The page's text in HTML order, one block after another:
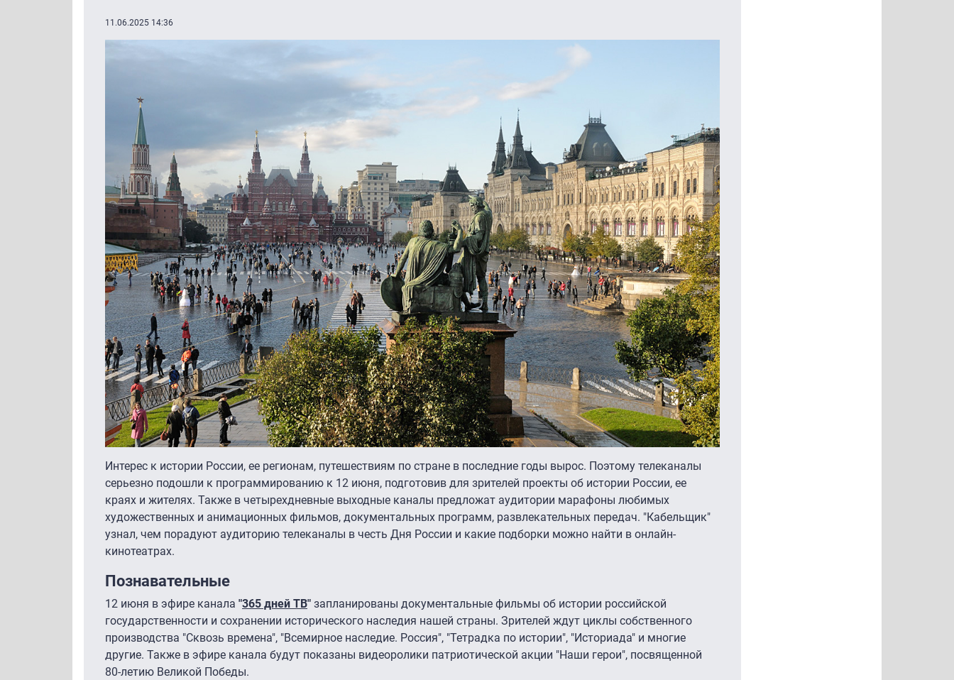
11.06.2025 14:36
Интерес к истории России, ее регионам, путешествиям по стране в последние годы вырос. Поэтому телеканалы
серьезно подошли к программированию к 12 июня, подготовив для зрителей проекты об истории России, ее
краях и жителях. Также в четырехдневные выходные каналы предложат аудитории марафоны любимых
художественных и анимационных фильмов, документальных программ, развлекательных передач. "Кабельщик"
узнал, чем порадуют аудиторию телеканалы в честь Дня России и какие подборки можно найти в онлайн-
кинотеатрах.
Познавательные
12 июня в эфире канала "365 дней ТВ" запланированы документальные фильмы об истории российской
государственности и сохранении исторического наследия нашей страны. Зрителей ждут циклы собственного
производства "Сквозь времена", "Всемирное наследие. Россия", "Тетрадка по истории", "Историада" и многие
другие. Также в эфире канала будут показаны видеоролики патриотической акции "Наши герои", посвященной
80-летию Великой Победы.